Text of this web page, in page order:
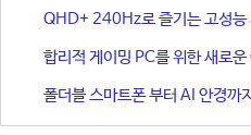
QHD+ 240Hz로 즐기는 고성
합리적 게이밍 PC를 위한 새로
폴더블 스마트폰 부터 AI 안경까